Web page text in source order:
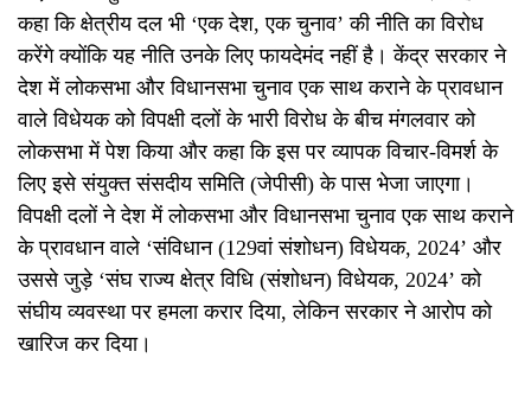
कहा कि क्षेत्रीय दल भी ‘एक देश, एक चुनाव’ की नीति का विरोध
करेंगे क्योंकि यह नीति उनके लिए फायदेमंद नहीं है। केंद्र सरकार ने
देश में लोकसभा और विधानसभा चुनाव एक साथ कराने के प्रावधान
वाले विधेयक को विपक्षी दलों के भारी विरोध के बीच मंगलवार को
लोकसभा में पेश किया और कहा कि इस पर व्यापक विचार-विमर्श के
लिए इसे संयुक्त संसदीय समिति (जेपीसी) के पास भेजा जाएगा।
विपक्षी दलों ने देश में लोकसभा और विधानसभा चुनाव एक साथ कराने
के प्रावधान वाले ‘संविधान (129वां संशोधन) विधेयक, 2024’ और
उससे जुड़े ‘संघ राज्य क्षेत्र विधि (संशोधन) विधेयक, 2024’ को
संघीय व्यवस्था पर हमला करार दिया, लेकिन सरकार ने आरोप को
खारिज कर दिया।